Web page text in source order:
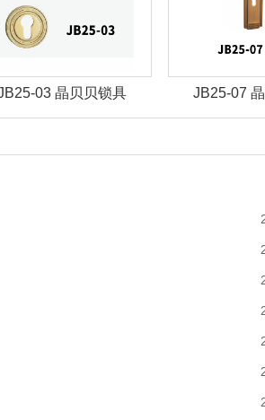
JB25-07 晶贝贝锁具 JBZ-30晶